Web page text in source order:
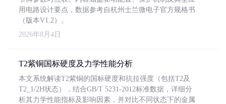
用电路设计要点，数据参考自杭州士兰微电子官方规格书
（版本V1.2）。
2026年8月4日
T2紫铜国标硬度及力学性能分析
本文系统解读T2紫铜的国标硬度和抗拉强度（包括T2及
T2_1/2H状态），结合GB/T 5231-2012标准数据，详细分
析其力学性能指标及影响因素，并对比不同状态下的金属